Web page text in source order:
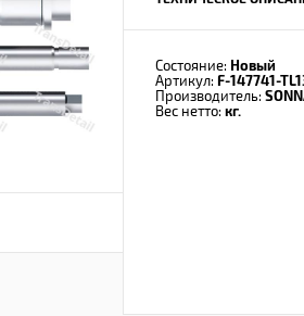
Состояние: Новый
Артикул: F-147741-
Производитель:
Вес нетто: кг.